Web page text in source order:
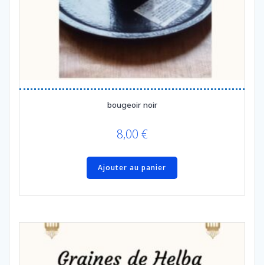
bougeoir noir
8,00 €
Ajouter au panier